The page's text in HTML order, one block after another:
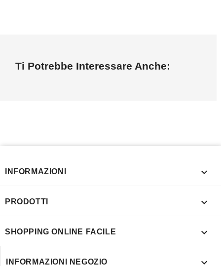
Ti Potrebbe Interessare Anche:
INFORMAZIONI 
PRODOTTI 
SHOPPING ONLINE FACILE 
INFORMAZIONI NEGOZIO 